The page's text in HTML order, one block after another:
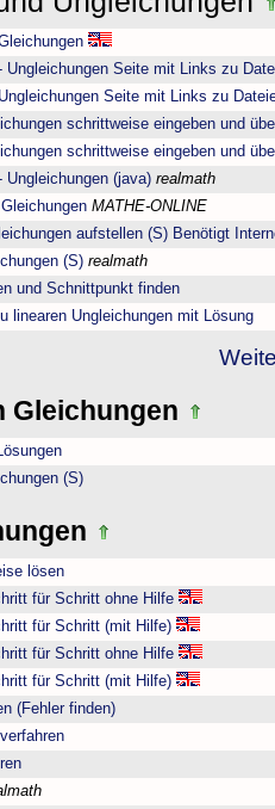
Ungleichungen Seite mit Links zu
Seite mit Links zu
schrittweise eingeben und
schrittweise eingeben und
Ungleichungen (java) realmath
MATHE-ONLINE
aufstellen (S) Benötigt
(S) realmath
und Schnittpunkt finden
linearen Ungleichungen mit Lösung
Gleichungen
(S)
lösen
für Schritt ohne Hilfe
für Schritt (mit Hilfe)
für Schritt ohne Hilfe
für Schritt (mit Hilfe)
(Fehler finden)